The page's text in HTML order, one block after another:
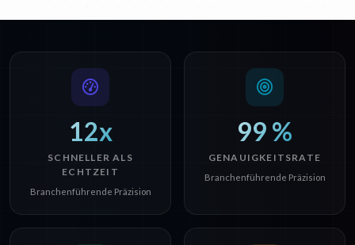
12x
SCHNELLER ALS
ECHTZEIT
Branchenführende Präzision
99 %
GENAUIGKEITSRATE
Branchenführende Präzision